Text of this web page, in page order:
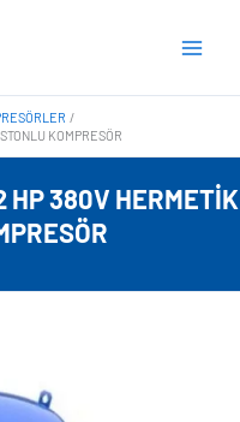
KOMPRESÖR
HP 380V HERMETIK